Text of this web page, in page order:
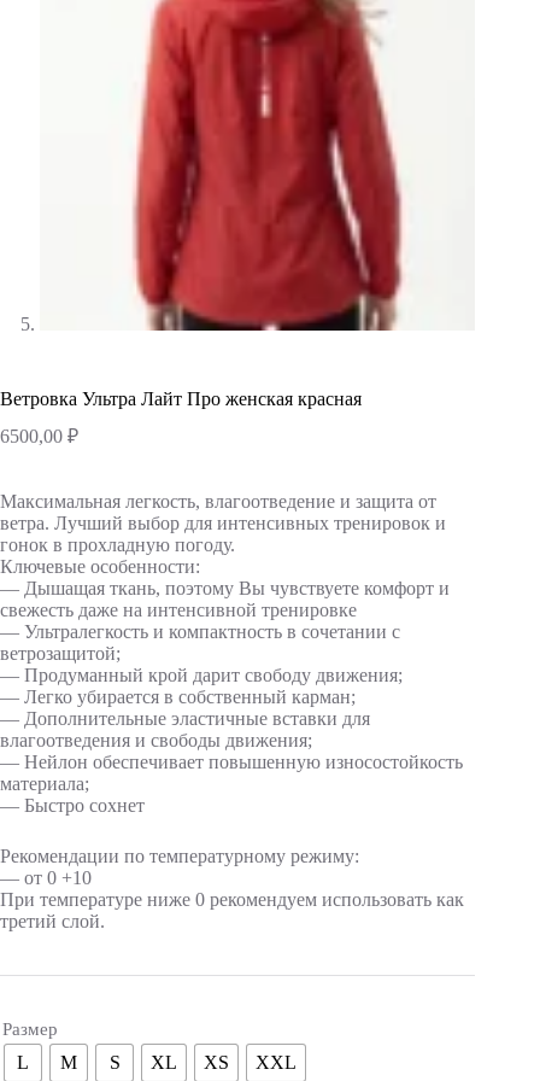
Ветровка Ультра Лайт Про женская красная
6500,00 ₽
Максимальная легкость, влагоотведение и защита от
ветра. Лучший выбор для интенсивных тренировок и
гонок в прохладную погоду.
Ключевые особенности:
— Дышащая ткань, поэтому Вы чувствуете комфорт и
свежесть даже на интенсивной тренировке
— Ультралегкость и компактность в сочетании с
ветрозащитой;
— Продуманный крой дарит свободу движения;
— Легко убирается в собственный карман;
— Дополнительные эластичные вставки для
влагоотведения и свободы движения;
— Нейлон обеспечивает повышенную износостойкость
материала;
— Быстро сохнет
Рекомендации по температурному режиму:
— от 0 +10
При температуре ниже 0 рекомендуем использовать как
третий слой.
Размер
L M S XL XS XXL